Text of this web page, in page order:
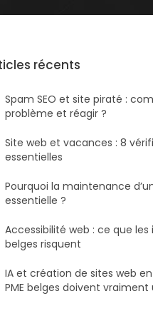
récents
Spam SEO et site piraté :
problème et réagir ?
Site web et vacances : 8
essentielles
Pourquoi la maintenance
essentielle ?
Accessibilité web : ce que
belges risquent
IA et création de sites web
PME belges doivent